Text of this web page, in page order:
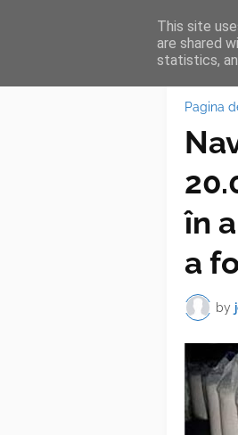
Pagina
în
a
by
This site
are shared
statistics,